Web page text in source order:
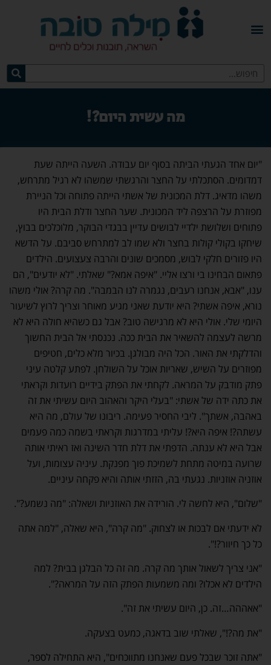
מה עשית היום?!
"יום אחד הגעתי הביתה בסוף יום עבודה. השעה הייתה שעת
דמדומים. הסתכלתי על החצר והרגשתי שמשהו לא רגיל מתרחש,
משהו מדאיג. דלת המכונית של אשתי הייתה פתוחה וכל הניירת
מפוזרת על הרצפה ליד המכונית. שער החצר ודלת הבית היו
פתוחים ושלושת ילדיי לבושים עדיין בבגדי הבוקר, מלוכלכים בבוץ,
שיחקו בקולי קולות בחצר ולא שמו לב למתרחש סביבם. על הדשא
היו פזורים חלקי לבוש, מסמכים שונים והרבה צעצועים. הילדים
פתאום הבחינו בי ורצו אליי. "איפה אמא?" שאלתי. "לא יודעים", הם
ענו, "אבא, אנחנו רעבים, נגמרה לנו הבמבה". מה קרה? אולי משהו
נורא, איפה אשתי? היא יודעת שאני מגיע מאוחר וצריך לרוץ לשיעור
היומי שלי. אולי היא לא מרגישה טוב? אבל גם כשהיא חולה היא לא
מרשה לעצמה להשאיר את הבית ככה. נכנסתי אל הבית החשוך
והדלקתי את האור. הכל היה מבולגן. בכיור מלא כלים, חטיפים
מפוזרים על השיש, שאריות אוכל על השולחן. לפתע קלטה עיני
פתק מודבק על המראה. לקחתי את הפתק בידיים רועדות וקראתי
את כתה ידה של אשתי: "בעלי היקר והאהוב היום עשיתי את זה
באהבה, אשתך". ליבי החסיר פעימה. ריבונו של עולם, מה היא
עשתה?! איפה היא?! עליתי במדרגות וקראתי בשמה כמה פעמים
אבל היא לא ענתה. הדפתי את דלת חדר השינה ואז ראיתי אותה
שרועה במיטה מתחת לשמיכת פוך מפנקת. עיניה עצומות, ועל
אוזניה אוזניות. נגעתי בה, הזזתי אותה והיא פקחה עיניים.
"שלום", היא לחשה לי. הורידה את האוזניות ושאלה: "מה נשמע?".
לא ידעתי אם לבכות או לצחוק. "מה קרה", היא שאלה, "למה אתה
כל כך חיוור?!".
"אני צריך לשאול אותך מה קרה. מה זה כל הבלגן בבית? למה
הילדים לא אכלו? ומה משמעות הפתק הזה על המראה?".
"אאההה…זה. כן, היום עשיתי את זה".
"את מה?!", שאלתי שוב בדאגה, כמעט בצעקה.
"אתה זוכר שבכל פעם שאנחנו מתווכחים", היא התחילה לספר,